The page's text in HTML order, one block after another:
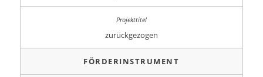
zurückgezogen
FÖRDERINSTRUMENT